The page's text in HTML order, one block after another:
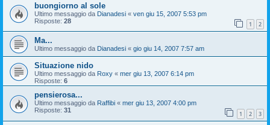
buongiorno al sole
Ultimo messaggio da Dianadesi « ven giu 15, 2007 5:53 pm
Risposte: 28 1 2
Ma...
Ultimo messaggio da Dianadesi « gio giu 14, 2007 7:57 am
Situazione nido
Ultimo messaggio da Roxy « mer giu 13, 2007 6:14 pm
Risposte: 6
pensierosa...
Ultimo messaggio da Raffibi « mer giu 13, 2007 4:00 pm
Risposte: 31 1 2 3